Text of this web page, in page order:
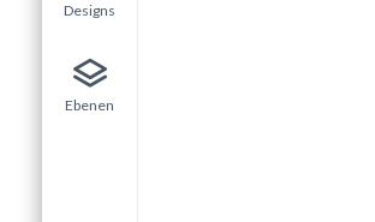
Designs
Ebenen